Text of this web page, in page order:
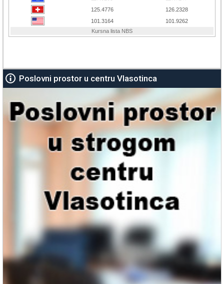
Poslovni prostor u centru Vlasotinca